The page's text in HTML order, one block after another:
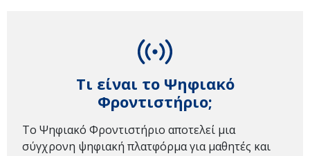
Τι είναι το Ψηφιακό
Φροντιστήριο;
Το Ψηφιακό Φροντιστήριο αποτελεί μια
σύγχρονη ψηφιακή πλατφόρμα για μαθητές και